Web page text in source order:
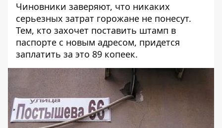
Чиновники заверяют, что никаких
серьезных затрат горожане не понесут.
Тем, кто захочет поставить штамп в
паспорте с новым адресом, придется
заплатить за это 89 копеек.